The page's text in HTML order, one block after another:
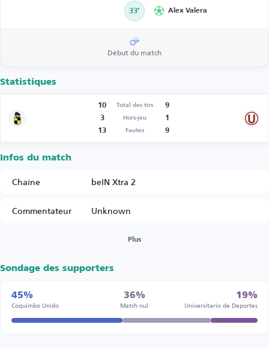
33’ Alex Valera
Début du match
Statistiques
10 Total des tirs
9
3
Hors-jeu
1
13
Fautes 9
Infos du match
Chaîne
beIN Xtra 2
Commentateur
Unknown
Plus
Sondage des supporters
45%
Coquimbo Unido
36%
Match nul
19%
Universitario de Deportes